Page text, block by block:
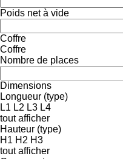
Poids net à vide
Coffre
Coffre
Nombre de places
Dimensions
Longueur (type)
L1 L2 L3 L4
tout afficher
Hauteur (type)
H1 H2 H3
tout afficher